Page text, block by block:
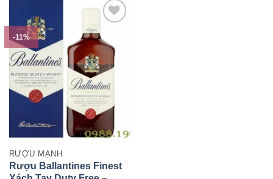
-11%
RƯỢU MẠNH
Rượu Ballantines Finest